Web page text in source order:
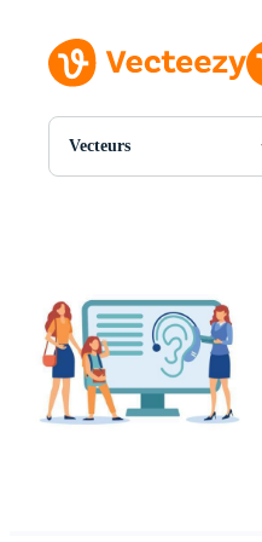
Vecteurs
Toutes Images
Modèles
Vecteurs
Vidéos
Motion graphics
Images Éditoriales
Événements Éditoriaux